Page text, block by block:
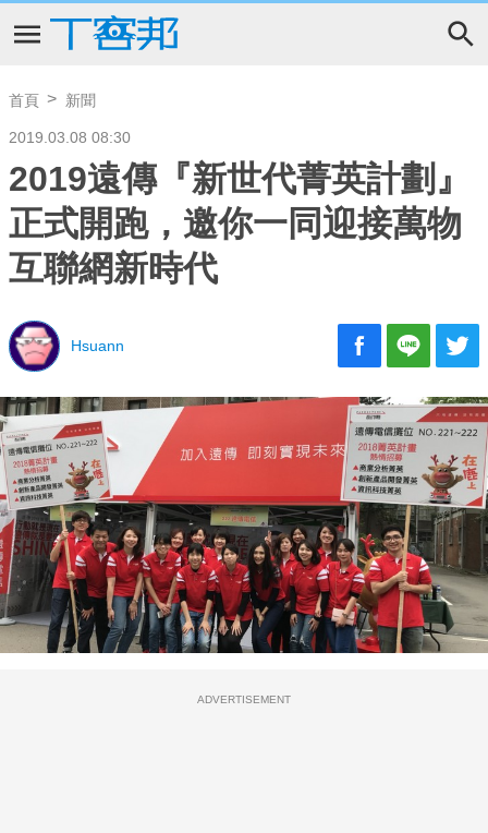
首頁 新聞
2019.03.08 08:30
2019遠傳『新世代菁英計劃』
正式開跑，邀你一同迎接萬物
互聯網新時代
Hsuann
ADVERTISEMENT